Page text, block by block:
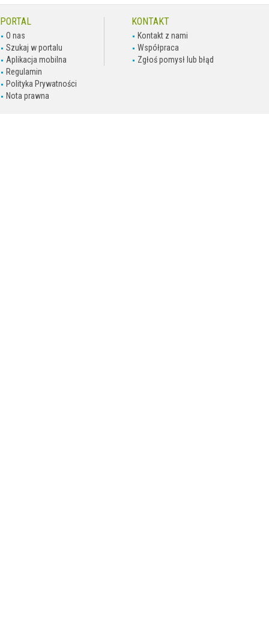
PORTAL
O nas
Szukaj w portalu
Aplikacja mobilna
Regulamin
Polityka Prywatności
Nota prawna
KONTAKT
Kontakt z nami
Współpraca
Zgłoś pomysł lub błąd